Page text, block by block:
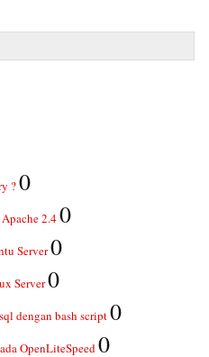
?0
2.40
Server0
Server0
dengan bash script0
OpenLiteSpeed0